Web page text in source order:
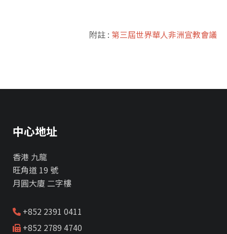
附註 : 第三屆世界華人非洲宣教會議
中心地址
香港 九龍
旺角道 19 號
月圓大廈 二字樓
+852 2391 0411
+852 2789 4740